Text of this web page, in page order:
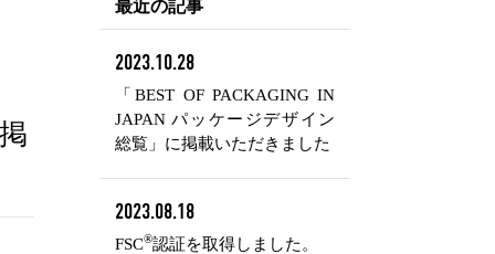
最近の記事
2023.10.28
「BEST OF PACKAGING IN
JAPAN パッケージデザイン
総覧」に掲載いただきました
2023.08.18
FSC®認証を取得しました。